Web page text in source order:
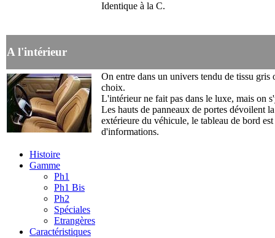
Identique à la C.
A l'intérieur
On entre dans un univers tendu de tissu gris
choix.
L'intérieur ne fait pas dans le luxe, mais on
Les hauts de panneaux de portes dévoilent
extérieure du véhicule, le tableau de bord est
d'informations.
Histoire
Gamme
Ph1
Ph1 Bis
Ph2
Spéciales
Etrangères
Caractéristiques